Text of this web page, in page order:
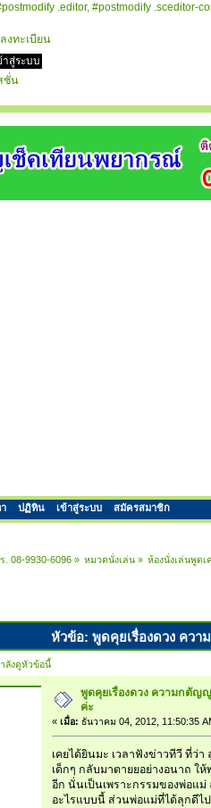
.editor, #postmodify
ลงทะเบียน
ชั่น
ปฏิทิน เข้าสู่ระบบ สมัครสมาชิก
08-9930-6096» หมวดนั่งเล่น» ห้องนั่งเล่นพูดเ
หัวข้อ: พูดคุยเรื่องดวง คว
ลังดูหัวข้อนี้
พูดคุยเรื่องดวง ความกตัญ
ค่ะ
«เมื่อ: ธันวาคม 04, 2012, 11:50:35
เคยได้ยินมะ เวลาฟังข่าวทีวี ที่ว่
เด็กๆ กลับมาตายยอย่างอนาถ ใ
อีก นั่นเป็นเพราะกรรมของพ่อแ
อะไรแบบนี้ ส่วนพ่อแม่ที่ได้ลุกดีไ